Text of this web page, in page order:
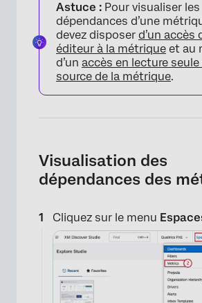
Astuce : Pour visualiser les
dépendances d’une
devez disposer d’un accès
éditeur à la métrique et au
d’un accès en lecture
source de la métrique.
Visualisation des
dépendances des
Cliquez sur le menu